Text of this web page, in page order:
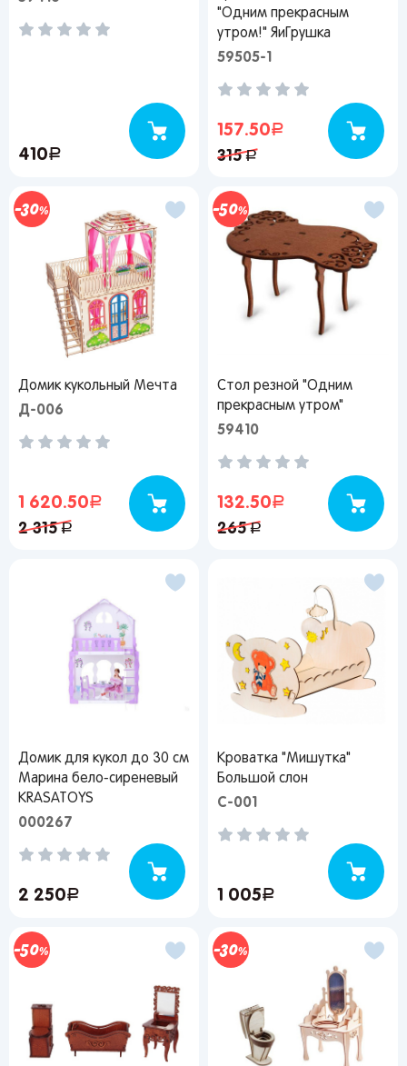
410руб.
"Одним прекрасным
утром!" ЯиГрушка
59505-1
157.50руб.
315руб.
30
Домик кукольный Мечта
Д-006
1 620.50руб.
2 315руб.
50
Стол резной "Одним
прекрасным утром"
59410
132.50руб.
265руб.
Домик для кукол до 30 см
Марина бело-сиреневый
KRASATOYS
000267
2 250руб.
Кроватка "Мишутка"
Большой слон
C-001
1 005руб.
50 30
Вы сможете отслеживать статус своих
От выбранного региона зависят доступные
способы доставки, их стоимость и наличие
Популярные регионы